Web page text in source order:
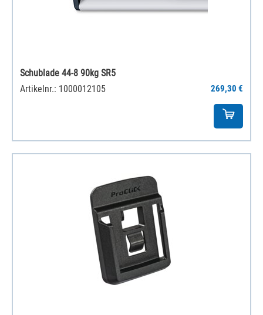
Schublade 44-8 90kg SR5
Artikelnr.: 1000012105
269,30 €